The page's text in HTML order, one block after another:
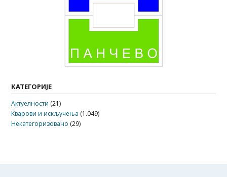
КАТЕГОРИЈЕ
Актуелности (21)
Кварови и искључења (1.049)
Некатегоризовано (29)